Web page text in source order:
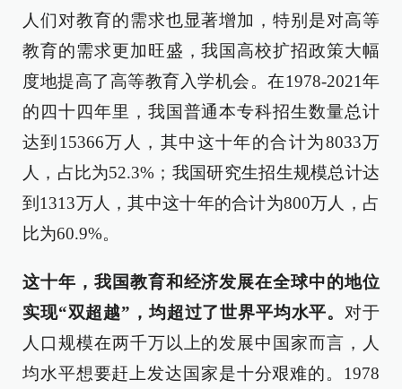
人们对教育的需求也显著增加，特别是对高等
教育的需求更加旺盛，我国高校扩招政策大幅
度地提高了高等教育入学机会。在1978-2021年
的四十四年里，我国普通本专科招生数量总计
达到15366万人，其中这十年的合计为8033万
人，占比为52.3%；我国研究生招生规模总计达
到1313万人，其中这十年的合计为800万人，占
比为60.9%。
这十年，我国教育和经济发展在全球中的地位
实现“双超越”，均超过了世界平均水平。 对于
人口规模在两千万以上的发展中国家而言，人
均水平想要赶上发达国家是十分艰难的。1978